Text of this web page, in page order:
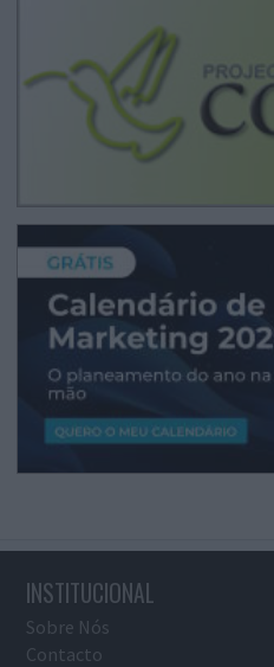
INSTITUCIONAL
Sobre Nós
Contacto